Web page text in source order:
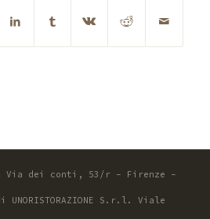
Via dei conti, 53/r - Firenze -
S.r.l. Viale